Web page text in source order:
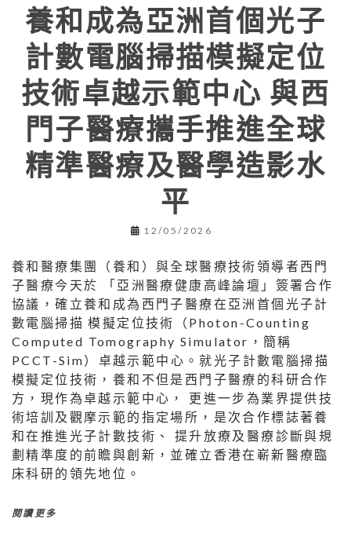
養和成為亞洲首個光子
計數電腦掃描模擬定位
技術卓越示範中心 與西
門子醫療攜手推進全球
精準醫療及醫學造影水
平
12/05/2026
養和醫療集團（養和）與全球醫療技術領導者西門
子醫療今天於 「亞洲醫療健康高峰論壇」簽署合作
協議，確立養和成為西門子醫療在亞洲首個光子計
數電腦掃描 模擬定位技術（Photon-Counting
Computed Tomography Simulator，簡稱
PCCT-Sim）卓越示範中心。就光子計數電腦掃描
模擬定位技術，養和不但是西門子醫療的科研合作
方，現作為卓越示範中心， 更進一步為業界提供技
術培訓及觀摩示範的指定場所，是次合作標誌著養
和在推進光子計數技術、 提升放療及醫療診斷與規
劃精準度的前瞻與創新，並確立香港在嶄新醫療臨
床科研的領先地位。
閱讀更多